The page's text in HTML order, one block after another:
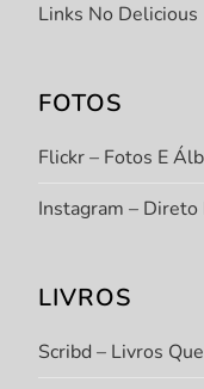
Links No Delicious
FOTOS
Flickr – Fotos E
Instagram –
LIVROS
Scribd – Livros